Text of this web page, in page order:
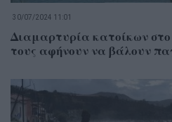
30/07/2024 11:01
Διαμαρτυρία κατοίκων
τους αφήνουν να βάλουν